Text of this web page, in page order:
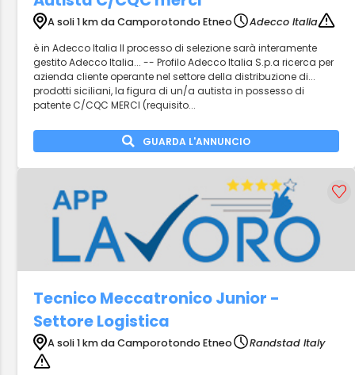
A soli 1 km da Camporotondo Etneo
Adecco Italia
è in Adecco Italia Il processo di selezione sarà interamente
gestito Adecco Italia... -- Profilo Adecco Italia S.p.a ricerca per
azienda cliente operante nel settore della distribuzione di...
prodotti siciliani, la figura di un/a autista in possesso di
patente C/CQC MERCI (requisito...
GUARDA L'ANNUNCIO
Tecnico Meccatronico Junior -
Settore Logistica
A soli 1 km da Camporotondo Etneo Randstad Italy